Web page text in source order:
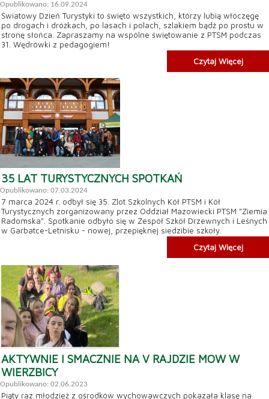
Opublikowano: 16.09.2024
Światowy Dzień Turystyki to święto wszystkich, którzy lubią włóczęgę
po drogach i dróżkach, po lasach i polach, szlakiem bądź po prostu w
stronę słońca. Zapraszamy na wspólne świętowanie z PTSM podczas
31. Wędrówki z pedagogiem!
Czytaj Więcej
35 LAT TURYSTYCZNYCH SPOTKAŃ
Opublikowano: 07.03.2024
7 marca 2024 r. odbył się 35. Zlot Szkolnych Kół PTSM i Kół
Turystycznych zorganizowany przez Oddział Mazowiecki PTSM "Ziemia
Radomska". Spotkanie odbyło się w Zespół Szkół Drzewnych i Leśnych
w Garbatce-Letnisku - nowej, przepięknej siedzibie szkoły.
Czytaj Więcej
AKTYWNIE I SMACZNIE NA V RAJDZIE MOW W
WIERZBICY
Opublikowano: 02.06.2023
Piąty raz młodzież z ośrodków wychowawczych pokazała klasę na